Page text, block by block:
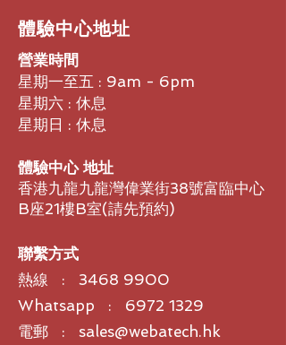
(Lo–Z)；100V —
6W/3W/1.5W/8Ω/10W, Off (Lo
–Z)
包裝 — 價格單獨計算，但以18個
紙箱為一組販售
低音喇叭
2.5”（68mm）紙錐與橡膠環繞
阻抗
8Ω（變壓器分接頭處於關閉位置）
變壓器分接頭
70V —
3W/1.5W/0.75W/8Ω/10W/Off
6W/3W/1.5W/8Ω/10W, Off (Lo
–Z)
靈敏度
最大SPL
連續79.3dB SPL、10W@4m
電源處理
10W RMS、30W連續程式
3.7、平均1kHz到10kHz
​體驗中心地址
營業時間
星期一至五 : 9am - 6pm
星期六 : 休息
星期日 : 休息
體驗中心 地址
香港九龍九龍灣偉業街38號富臨中心
B座21樓B室​(請先預約)
聯繫方式
熱線 : 3468 9900
Whatsapp : 6972 1329
電郵 : sales@webatech.hk